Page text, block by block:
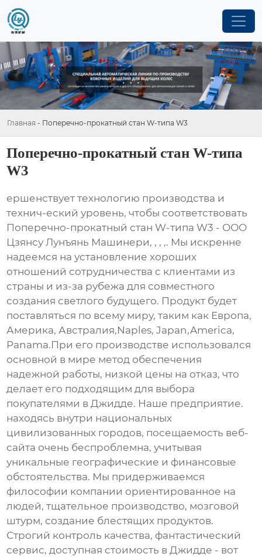
Главная - Поперечно-прокатный стан W-типа W3
Поперечно-прокатный стан W-типа
W3
ершенствует технологию производства и
технич-еский уровень, чтобы соответствовать
Поперечно-прокатный стан W-типа W3 - ООО
Цзянсу Лунъянь Машинери, , , ,. Мы искренне
надеемся на установление хороших
отношений сотрудничества с клиентами из
страны и из-за рубежа для совместного
создания светлого будущего. Продукт будет
поставляться по всему миру, таким как Европа,
Америка, Австралия,Naples, Japan,America,
Panama.При его производстве использовался
основной в мире метод обеспечения
надежной работы, низкой цены на отказ, что
делает его подходящим для выбора
покупателями в Джидде. Наше предприятие.
находясь внутри национальных
цивилизованных городов, посещаемость веб-
сайта очень беспроблемна, учитывая
уникальные географические и финансовые
обстоятельства. Мы придерживаемся
философии компании ориентированное на
людей, тщательное производство, мозговой
штурм, создание блестящих продуктов.
Строгий контроль качества, фантастический
сервис, доступная стоимость в Джидде - вот